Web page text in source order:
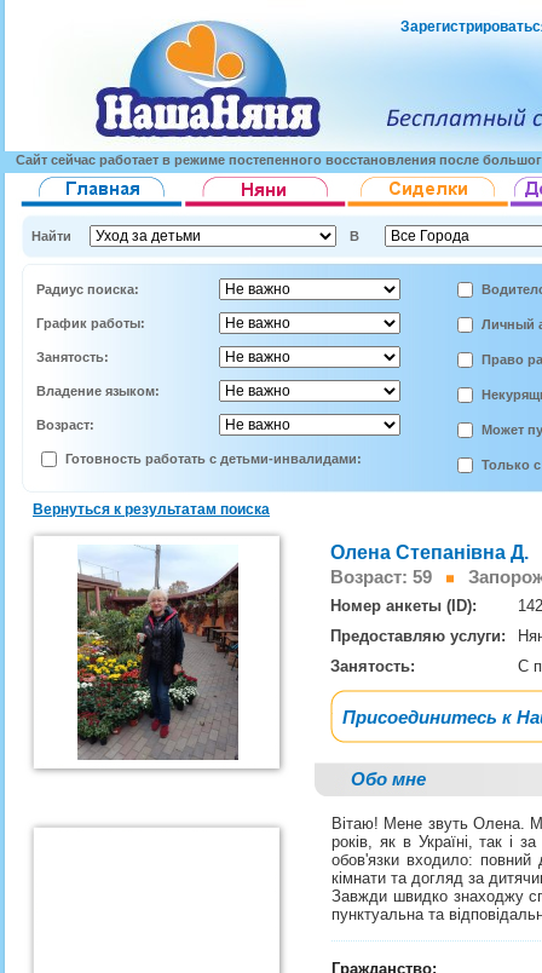
Сайт сейчас работает в режиме постепенного восстановления после
Найти В
Радиус поиска:
График работы:
Занятость:
Владение языком:
Возраст:
Готовность работать с детьми-инвалидами:
Личный
Право
Может
Только
Вернуться к результатам поиска
Олена Степанівна Д.
Возраст: 59
Номер анкеты (ID):
Предоставляю услуги:
Занятость:
С
Присоединитесь к
Обо мне
Вітаю! Мене звуть Олена.
років, як в Україні, так і
обов'язки входило: повний
кімнати та догляд за
Завжди швидко знаходжу
пунктуальна та
Гражданство: